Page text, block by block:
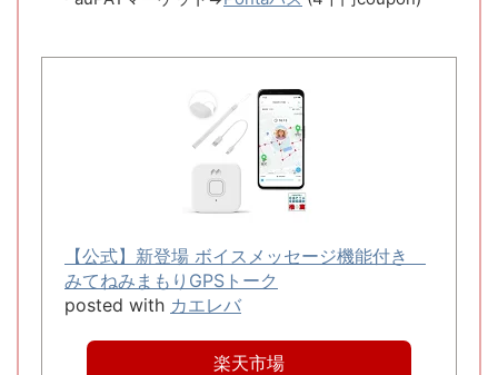
【公式】新登場 ボイスメッセージ機能付き
みてねみまもりGPSトーク
posted with カエレバ
楽天市場